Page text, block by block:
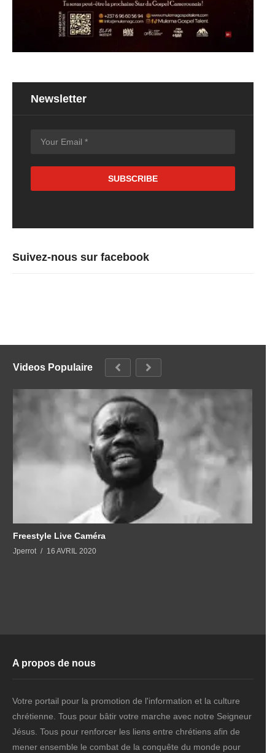
Newsletter
Suivez-nous sur facebook
Videos Populaire
Freestyle Live Caméra
Jperrot 16 AVRIL 2020
A propos de nous
Votre portail pour la promotion de l'information et la culture
chrétienne. Tous pour bâtir votre marche avec notre Seigneur
Jésus. Tous pour renforcer les liens entre chrétiens afin de
mener ensemble le combat de la conquête du monde pour